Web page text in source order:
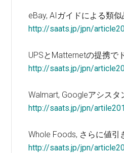
eBay, AIガイドによる類
http://saats.jp/jpn/
UPSとMatternetの提携で
http://saats.jp/jpn/
Walmart, Googleアシスタ
http://saats.jp/jpn/
Whole Foods, さらに値引
http://saats.jp/jpn/